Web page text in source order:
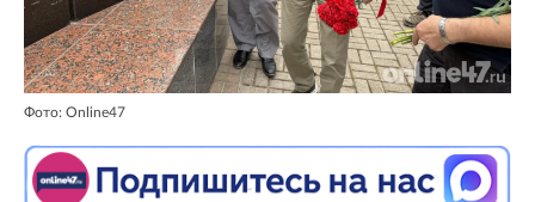
Фото: Online47